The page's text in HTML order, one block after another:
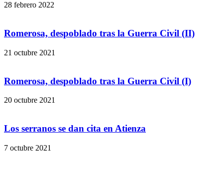
28 febrero 2022
Romerosa, despoblado tras la Guerra Civil (II)
21 octubre 2021
Romerosa, despoblado tras la Guerra Civil (I)
20 octubre 2021
Los serranos se dan cita en Atienza
7 octubre 2021